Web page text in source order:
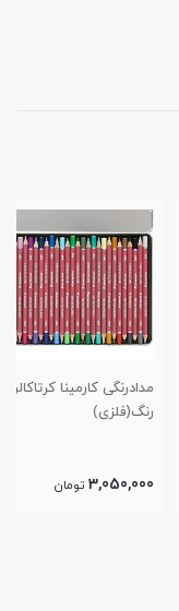
مدادرنگی کارمینا کرتاکالر ۳۶
تومان